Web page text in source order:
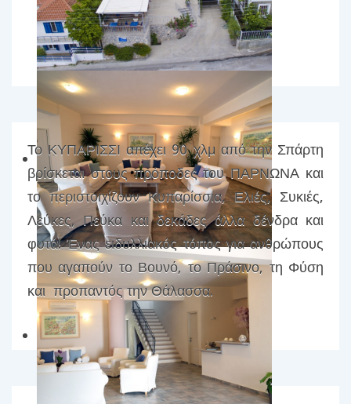
Το ΚΥΠΑΡΙΣΣΙ απέχει 90 χλμ από την Σπάρτη
βρίσκεται στους πρόποδες του ΠΑΡΝΩΝΑ και
το περιστοιχίζουν Κυπαρίσσια, Ελιές, Συκιές,
Λεύκες, Πεύκα και δεκάδες άλλα δένδρα και
φυτά! Ένας ειδυλλιακός τόπος για ανθρώπους
που αγαπούν το Βουνό, το Πράσινο, τη Φύση
και προπαντός την Θάλασσα.